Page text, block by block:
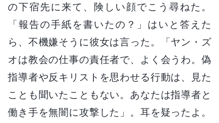
の下宿先に来て、険しい顔でこう尋ねた。
「報告の手紙を書いたの？」はいと答えた
ら、不機嫌そうに彼女は言った。「ヤン・ズ
オは教会の仕事の責任者で、よく会うわ。偽
指導者や反キリストを思わせる行動は、見た
ことも聞いたこともない。あなたは指導者と
働き手を無闇に攻撃した」。耳を疑ったよ。